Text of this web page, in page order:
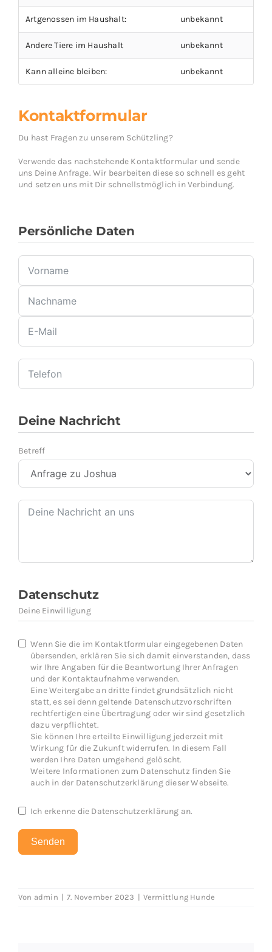
Artgenossen im Haushalt: unbekannt
Andere Tiere im Haushalt unbekannt
Kann alleine bleiben: unbekannt
Kontaktformular
Du hast Fragen zu unserem Schützling?
Verwende das nachstehende Kontaktformular und sende
uns Deine Anfrage. Wir bearbeiten diese so schnell es geht
und setzen uns mit Dir schnellstmöglich in Verbindung.
Persönliche Daten
Deine Nachricht
Betreff
Datenschutz
Deine Einwilligung
Wenn Sie die im Kontaktformular eingegebenen Daten
übersenden, erklären Sie sich damit einverstanden, dass
wir Ihre Angaben für die Beantwortung Ihrer Anfragen
und der Kontaktaufnahme verwenden.
Eine Weitergabe an dritte findet grundsätzlich nicht
statt, es sei denn geltende Datenschutzvorschriften
rechtfertigen eine Übertragung oder wir sind gesetzlich
dazu verpflichtet.
Sie können Ihre erteilte Einwilligung jederzeit mit
Wirkung für die Zukunft widerrufen. In diesem Fall
werden Ihre Daten umgehend gelöscht.
Weitere Informationen zum Datenschutz finden Sie
auch in der Datenschutzerklärung dieser Webseite.
Ich erkenne die Datenschutzerklärung an.
Senden
Von admin 7. November 2023 Vermittlung Hunde